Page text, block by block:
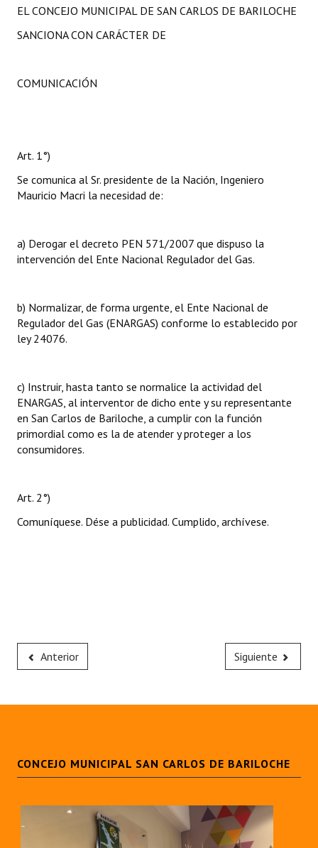
EL CONCEJO MUNICIPAL DE SAN CARLOS DE BARILOCHE
SANCIONA CON CARÁCTER DE
COMUNICACIÓN
Art. 1°)
Se comunica al Sr. presidente de la Nación, Ingeniero
Mauricio Macri la necesidad de:
a) Derogar el decreto PEN 571/2007 que dispuso la
intervención del Ente Nacional Regulador del Gas.
b) Normalizar, de forma urgente, el Ente Nacional de
Regulador del Gas (ENARGAS) conforme lo establecido por
ley 24076.
c) Instruir, hasta tanto se normalice la actividad del
ENARGAS, al interventor de dicho ente y su representante
en San Carlos de Bariloche, a cumplir con la función
primordial como es la de atender y proteger a los
consumidores.
Art. 2°)
Comuníquese. Dése a publicidad. Cumplido, archívese.
Anterior Siguiente
CONCEJO MUNICIPAL SAN CARLOS DE BARILOCHE